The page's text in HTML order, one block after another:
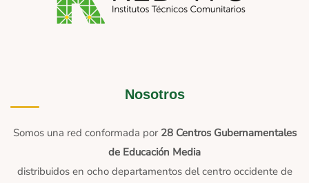
Nosotros
Somos una red conformada por 28 Centros Gubernamentales
de Educación Media
distribuidos en ocho departamentos del centro occidente de